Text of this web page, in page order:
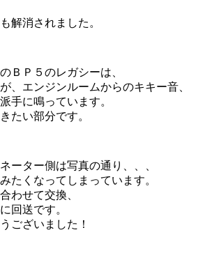
解消されました。
ＢＰ５のレガシーは、
、エンジンルームからのキキー音、
手に鳴っています。
たい部分です。
ーター側は写真の通り、、、
たくなってしまっています。
わせて交換、
回送です。
ございました！